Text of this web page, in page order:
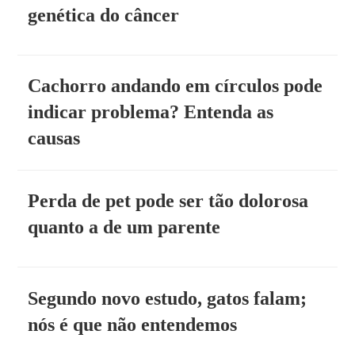
genética do câncer
Cachorro andando em círculos pode
indicar problema? Entenda as
causas
Perda de pet pode ser tão dolorosa
quanto a de um parente
Segundo novo estudo, gatos falam;
nós é que não entendemos